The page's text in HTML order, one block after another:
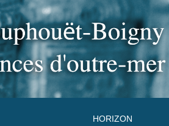
HORIZON